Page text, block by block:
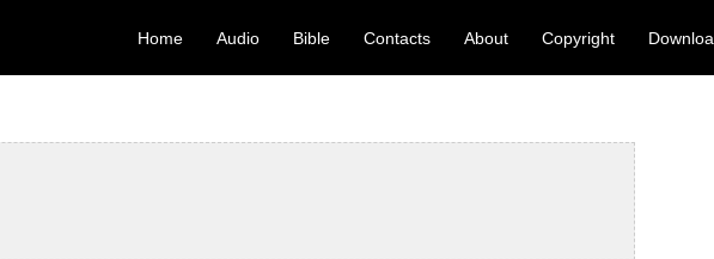
Home Audio Bible Contacts About Copyright